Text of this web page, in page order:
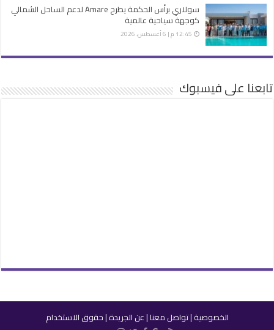
سولاري برأس الحكمة يطرح Amare لدعم الساحل الشمالي
كوجهة سياحية عالمية
12:45 م | 6 أغسطس، 2026
تابعنا على فيسبوك
الخصوصية |تواصل معنا |عن الجريدة |حقوق الاستخدام